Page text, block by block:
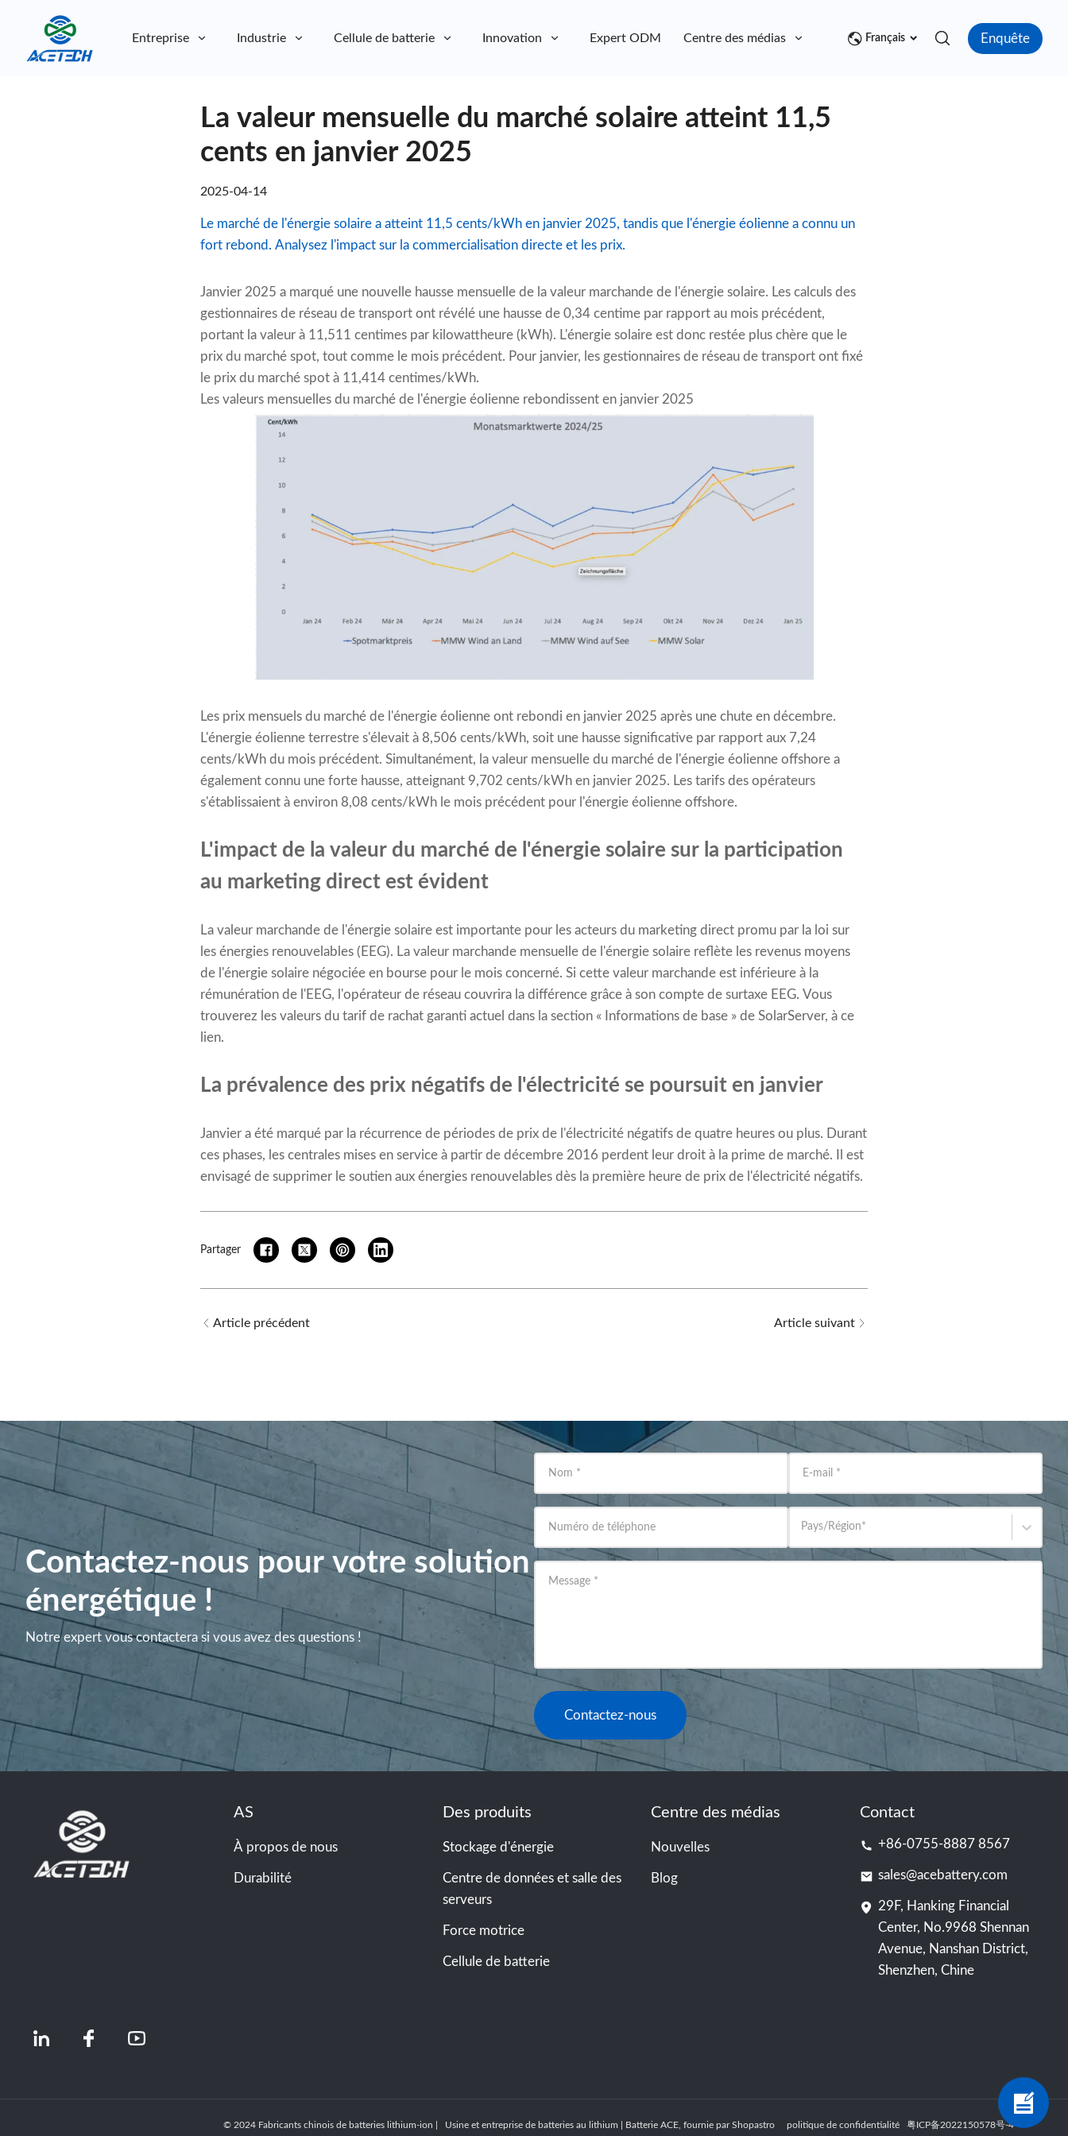
Entreprise Industrie Cellule de batterie Innovation Expert ODM Centre des médias ContactFrançais Enquête
La valeur mensuelle du marché solaire atteint 11,5
cents en janvier 2025
2025-04-14
Le marché de l'énergie solaire a atteint 11,5 cents/kWh en janvier 2025, tandis que l'énergie éolienne a connu un
fort rebond. Analysez l'impact sur la commercialisation directe et les prix.
Janvier 2025 a marqué une nouvelle hausse mensuelle de la valeur marchande de l'énergie solaire. Les calculs des
gestionnaires de réseau de transport ont révélé une hausse de 0,34 centime par rapport au mois précédent,
portant la valeur à 11,511 centimes par kilowattheure (kWh). L'énergie solaire est donc restée plus chère que le
prix du marché spot, tout comme le mois précédent. Pour janvier, les gestionnaires de réseau de transport ont fixé
le prix du marché spot à 11,414 centimes/kWh.
Les valeurs mensuelles du marché de l'énergie éolienne rebondissent en janvier 2025
Les prix mensuels du marché de l'énergie éolienne ont rebondi en janvier 2025 après une chute en décembre.
L'énergie éolienne terrestre s'élevait à 8,506 cents/kWh, soit une hausse significative par rapport aux 7,24
cents/kWh du mois précédent. Simultanément, la valeur mensuelle du marché de l'énergie éolienne offshore a
également connu une forte hausse, atteignant 9,702 cents/kWh en janvier 2025. Les tarifs des opérateurs
s'établissaient à environ 8,08 cents/kWh le mois précédent pour l'énergie éolienne offshore.
L'impact de la valeur du marché de l'énergie solaire sur la participation
au marketing direct est évident
La valeur marchande de l'énergie solaire est importante pour les acteurs du marketing direct promu par la loi sur
les énergies renouvelables (EEG). La valeur marchande mensuelle de l'énergie solaire reflète les revenus moyens
de l'énergie solaire négociée en bourse pour le mois concerné. Si cette valeur marchande est inférieure à la
rémunération de l'EEG, l'opérateur de réseau couvrira la différence grâce à son compte de surtaxe EEG. Vous
trouverez les valeurs du tarif de rachat garanti actuel dans la section « Informations de base » de SolarServer, à ce
lien.
La prévalence des prix négatifs de l'électricité se poursuit en janvier
Janvier a été marqué par la récurrence de périodes de prix de l'électricité négatifs de quatre heures ou plus. Durant
ces phases, les centrales mises en service à partir de décembre 2016 perdent leur droit à la prime de marché. Il est
envisagé de supprimer le soutien aux énergies renouvelables dès la première heure de prix de l'électricité négatifs.
Partager
Article précédent Article suivant
Contactez-nous pour votre solution
énergétique !
Notre expert vous contactera si vous avez des questions !
Nom * E-mail *
Numéro de téléphone Pays/Région*
Message *
Contactez-nous
AS
À propos de nous
Durabilité
Des produits
Stockage d'énergie
Centre de données et salle des
serveurs
Force motrice
Cellule de batterie
Centre des médias
Nouvelles
Blog
Contact
+86-0755-8887 8567
sales@acebattery.com
29F, Hanking Financial
Center, No.9968 Shennan
Avenue, Nanshan District,
Shenzhen, Chine
© 2024 Fabricants chinois de batteries lithium-ion | Usine et entreprise de batteries au lithium | Batterie ACE, fournie par Shopastro politique de confidentialité 粤ICP备2022150578号-4